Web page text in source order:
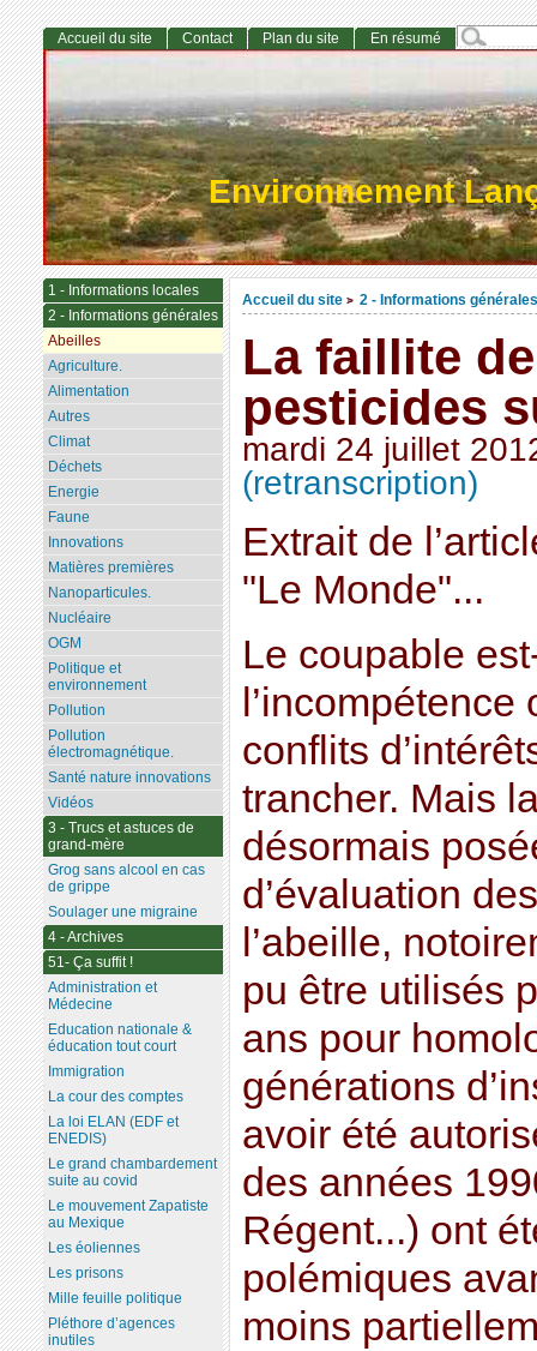
Environnement
Accueil du site > 2 - Informations générales
La faillite
pesticides
mardi 24 juillet
(retranscription)
Extrait de
"Le Monde"...
Le coupable
conflits
trancher. Mais
désormais
d’évaluation
l’abeille,
pu être utilisés
ans pour
générations
avoir été
des années
Régent...) ont
polémiques
moins
Accueil du site Contact Plan du site En résumé
1 - Informations locales
2 - Informations générales
Abeilles
Agriculture.
Alimentation
Autres
Climat
Déchets
Energie
Faune
Innovations
Matières premières
Nanoparticules.
Nucléaire
OGM
Politique et
environnement
Pollution
Pollution
électromagnétique.
Santé nature innovations
Vidéos
3 - Trucs et astuces de
grand-mère
Grog sans alcool en cas
de grippe
Soulager une migraine
4 - Archives
51- Ça suffit !
Administration et
Médecine
Education nationale &
éducation tout court
Immigration
La cour des comptes
La loi ELAN (EDF et
ENEDIS)
Le grand chambardement
suite au covid
Le mouvement Zapatiste
au Mexique
Les éoliennes
Les prisons
Mille feuille politique
Pléthore d’agences
inutiles